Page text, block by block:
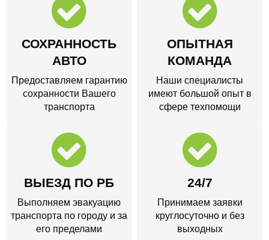
СОХРАННОСТЬ
АВТО
Предоставляем гарантию
сохранности Вашего
транспорта
ОПЫТНАЯ
КОМАНДА
Наши специалисты
имеют большой опыт в
сфере техпомощи
ВЫЕЗД ПО РБ
Выполняем эвакуацию
транспорта по городу и за
его пределами
24/7
Принимаем заявки
круглосуточно и без
выходных